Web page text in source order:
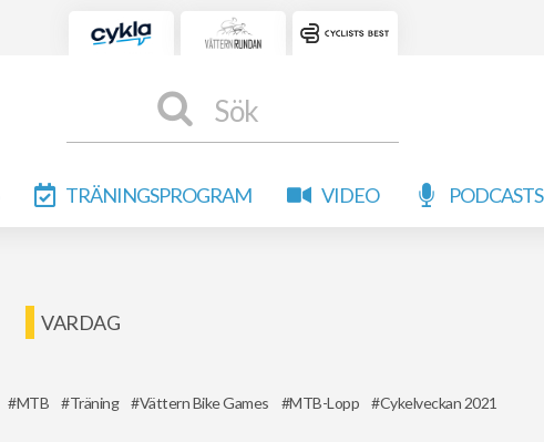
Sök
TRÄNINGSPROGRAM VIDEO PODCASTS
VARDAG
MTB Träning Vättern Bike Games MTB-Lopp
Cykelveckan 2021